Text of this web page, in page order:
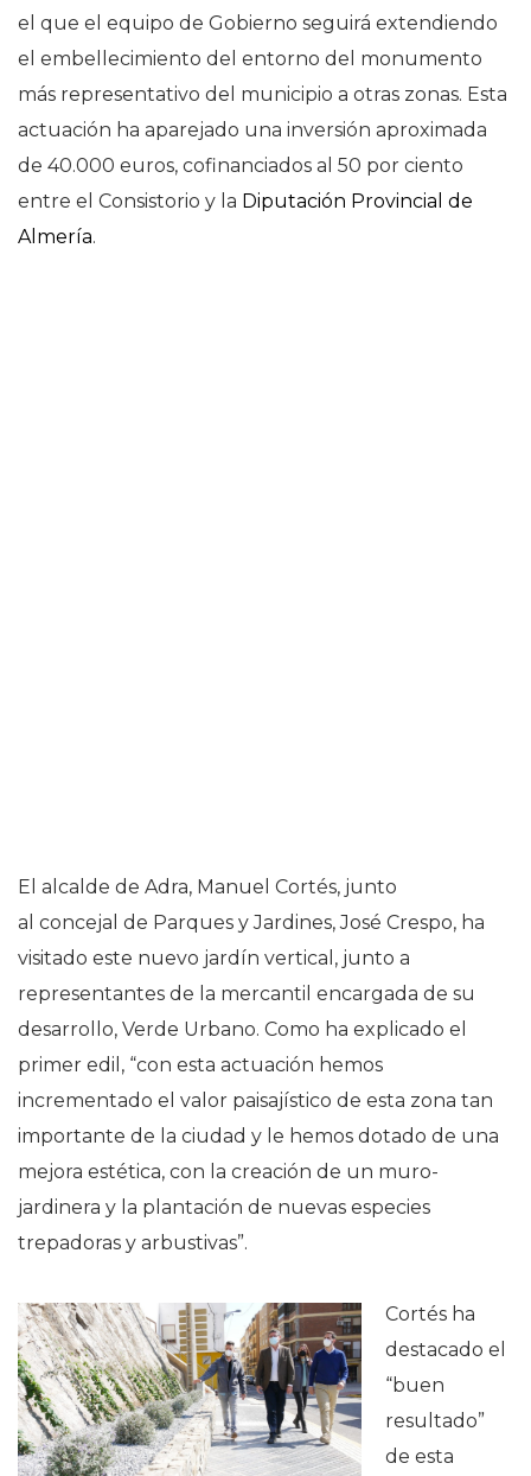
el que el equipo de Gobierno seguirá extendiendo
el embellecimiento del entorno del monumento
más representativo del municipio a otras zonas. Esta
actuación ha aparejado una inversión aproximada
de 40.000 euros, cofinanciados al 50 por ciento
entre el Consistorio y la Diputación Provincial de
Almería.
El alcalde de Adra, Manuel Cortés, junto
al concejal de Parques y Jardines, José Crespo, ha
visitado este nuevo jardín vertical, junto a
representantes de la mercantil encargada de su
desarrollo, Verde Urbano. Como ha explicado el
primer edil, “con esta actuación hemos
incrementado el valor paisajístico de esta zona tan
importante de la ciudad y le hemos dotado de una
mejora estética, con la creación de un muro-
jardinera y la plantación de nuevas especies
trepadoras y arbustivas”.
Cortés ha
destacado el
“buen
resultado”
de esta